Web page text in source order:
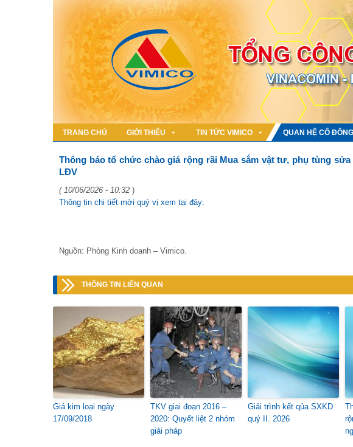
TRANG CHỦ GIỚI THIỆU TIN TỨC VIMICO QUAN HỆ CỔ ĐÔNG
Thông báo tổ chức chào giá rộng rãi Mua sắm vật tư, phụ tùng
LĐV
( 10/06/2026 - 10:32 )
Thông tin chi tiết mời quý vị xem tại đây:
Nguồn: Phòng Kinh doanh – Vimico.
THÔNG TIN LIÊN QUAN
Giá kim loại ngày
17/09/2018
TKV giai đoạn 2016 –
2020: Quyết liệt 2 nhóm
giải pháp
Giải trình kết qủa SXKD
quý II. 2026